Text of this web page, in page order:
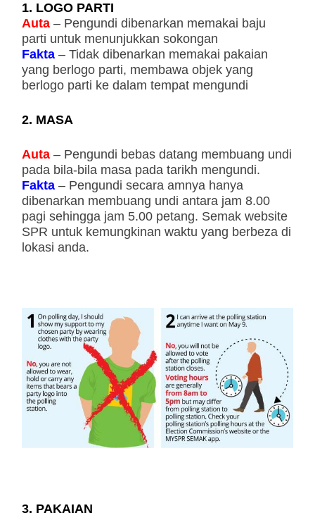
1. LOGO PARTI
Auta – Pengundi dibenarkan memakai baju
parti untuk menunjukkan sokongan
Fakta – Tidak dibenarkan memakai pakaian
yang berlogo parti, membawa objek yang
berlogo parti ke dalam tempat mengundi
2. MASA
Auta – Pengundi bebas datang membuang undi
pada bila-bila masa pada tarikh mengundi.
Fakta – Pengundi secara amnya hanya
dibenarkan membuang undi antara jam 8.00
pagi sehingga jam 5.00 petang. Semak website
SPR untuk kemungkinan waktu yang berbeza di
lokasi anda.
3. PAKAIAN